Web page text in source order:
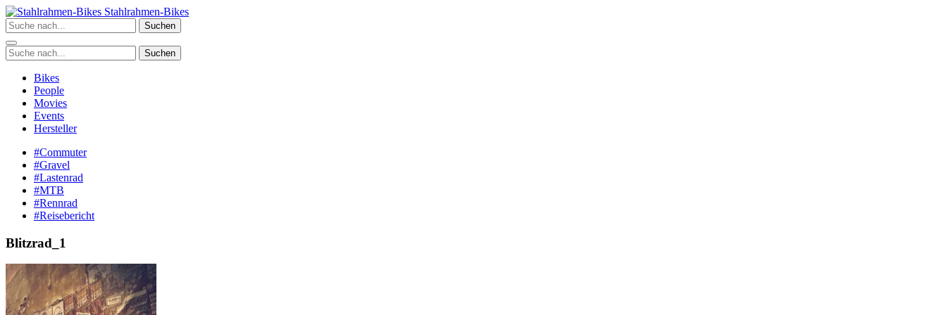
Zum
Inhalt
springen
Stahlrahmen-Bikes
Suchen
Suchen
Bikes
People
Movies
Events
Hersteller
#Commuter
#Gravel
#Lastenrad
#MTB
#Rennrad
#Reisebericht
Blitzrad_1